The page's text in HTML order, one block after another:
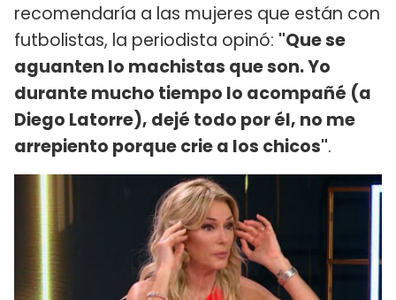
recomendaría a las mujeres que están con
futbolistas, la periodista opinó: "Que se
aguanten lo machistas que son. Yo
durante mucho tiempo lo acompañé (a
Diego Latorre), dejé todo por él, no me
arrepiento porque crie a los chicos".